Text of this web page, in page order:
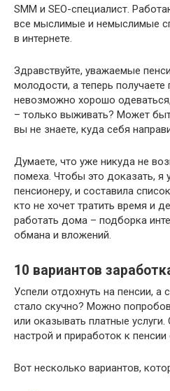
SMM и SEO-специалист.
все мыслимые и немыслимые
в интернете.
Здравствуйте, уважаемые
молодости, а теперь
невозможно хорошо
– только выживать? Может
вы не знаете, куда себя
Думаете, что уже никуда не
помеха. Чтобы это доказать, я
пенсионеру, и составила
кто не хочет тратить время и
работать дома – подборка
обмана и вложений.
10 вариантов
Успели отдохнуть на пенсии, а
стало скучно? Можно
или оказывать платные
настрой и приработок к
Вот несколько вариантов,